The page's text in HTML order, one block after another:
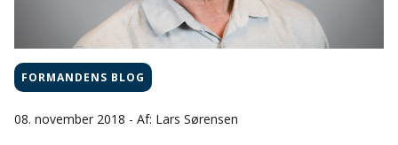
FORMANDENS BLOG
08. november 2018 - Af: Lars Sørensen